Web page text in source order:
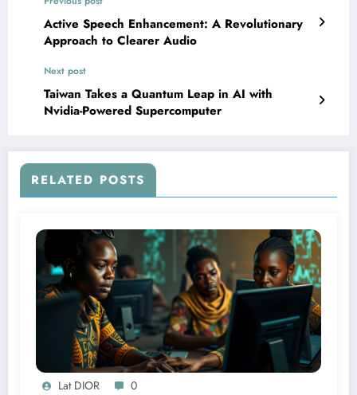
Active Speech Enhancement: A Revolutionary
Approach to Clearer Audio
Next post
Taiwan Takes a Quantum Leap in AI with
Nvidia-Powered Supercomputer
RELATED POSTS
Lat DIOR 0